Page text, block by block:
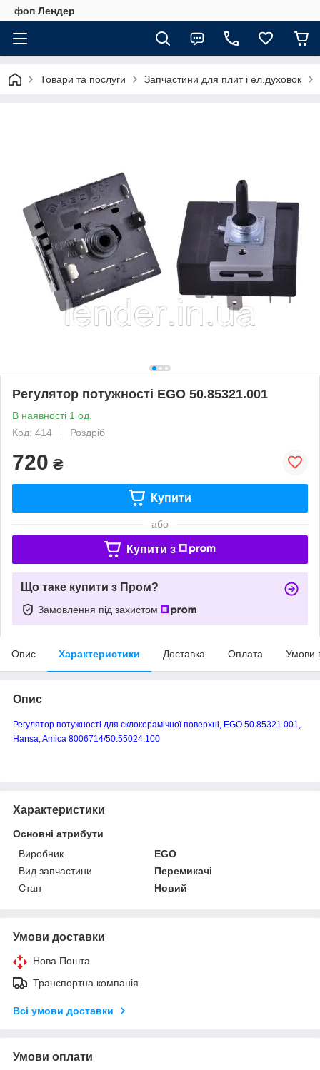
фоп Лендер
Товари та послуги Запчастини для плит і ел.духовок
Регулятор потужності EGO 50.85321.001
В наявності 1 од.
Код: 414
Роздріб
720 ₴
Купити
або
Купити з
Що таке купити з Пром?
Замовлення під захистом
Опис Характеристики Доставка Оплата Умови
Опис
Регулятор потужності для склокерамічної поверхні, EGO 50.85321.001,
Hansa, Amica 8006714/50.55024.100
Характеристики
Основні атрибути
Виробник
EGO
Вид запчастини
Перемикачі
Стан
Новий
Умови доставки
Нова Пошта
Транспортна компанія
Всі умови доставки
Умови оплати